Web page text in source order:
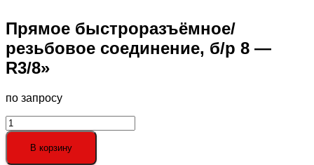
Прямое быстроразъёмное/
резьбовое соединение, б/р 8 —
R3/8»
по запросу
Количество
товара
Прямое
быстроразъёмное/
В корзину